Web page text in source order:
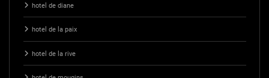
hotel de diane
hotel de la paix
hotel de la rive